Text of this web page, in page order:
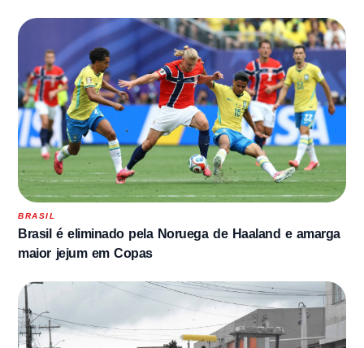
BRASIL
Brasil é eliminado pela Noruega de Haaland e amarga
maior jejum em Copas